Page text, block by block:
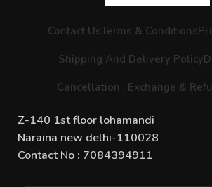
Contact UsTerms & Conditions
Shipping And Delivery Policy
Cancellation , Exchange &
Z-140 1st floor lohamandi
Naraina new delhi-110028
Contact No : 7084394911